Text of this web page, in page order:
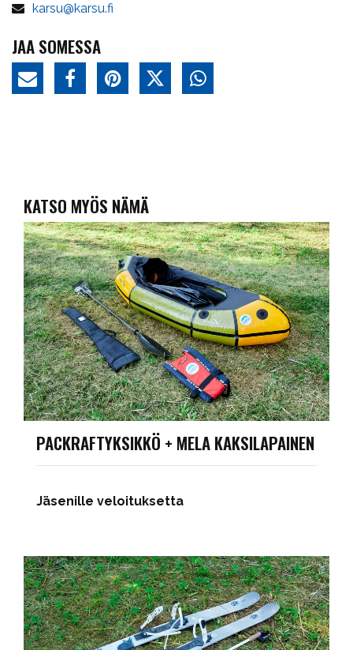
karsu@karsu.fi
JAA SOMESSA
KATSO MYÖS NÄMÄ
PACKRAFTYKSIKKÖ + MELA KAKSILAPAINEN
Jäsenille veloituksetta